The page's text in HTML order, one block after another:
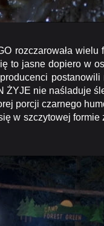
rozczarowała
to jasne dopiero w
ŻYJE nie naśladuje
porcji czarnego
w szczytowej